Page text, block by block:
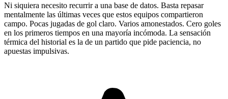
Ni siquiera necesito recurrir a una base de datos. Basta repasar
mentalmente las últimas veces que estos equipos compartieron
campo. Pocas jugadas de gol claro. Varios amonestados. Cero goles
en los primeros tiempos en una mayoría incómoda. La sensación
térmica del historial es la de un partido que pide paciencia, no
apuestas impulsivas.